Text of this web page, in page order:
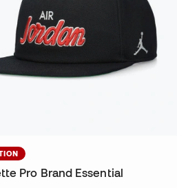
Pro Brand Essential